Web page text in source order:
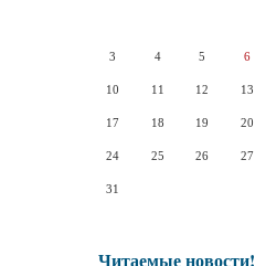
3 4 5 6
10 11 12 13
17 18 19 20
24 25 26 27
31
Читаемые новости!